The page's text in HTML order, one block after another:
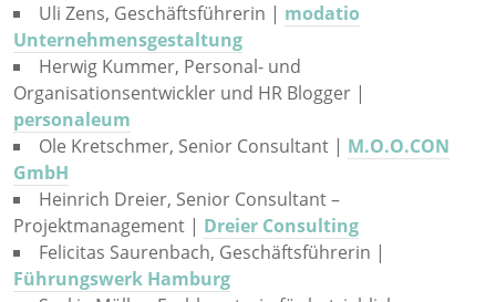
Uli Zens, Geschäftsführerin | modatio
Unternehmensgestaltung
Herwig Kummer, Personal- und
Organisationsentwickler und HR Blogger |
personaleum
Ole Kretschmer, Senior Consultant | M.O.O.CON
GmbH
Heinrich Dreier, Senior Consultant –
Projektmanagement | Dreier Consulting
Felicitas Saurenbach, Geschäftsführerin |
Führungswerk Hamburg